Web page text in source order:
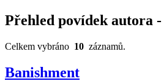
Přehled povídek autora
Celkem vybráno 10 záznamů.
Banishment